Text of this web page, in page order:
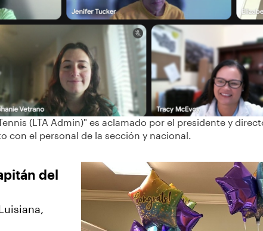
(LTA Admin)" es aclamado por el presidente y
con el personal de la sección y nacional.
del